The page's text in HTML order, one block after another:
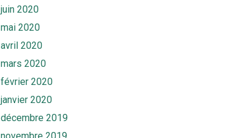
juin 2020
mai 2020
avril 2020
mars 2020
février 2020
janvier 2020
décembre 2019